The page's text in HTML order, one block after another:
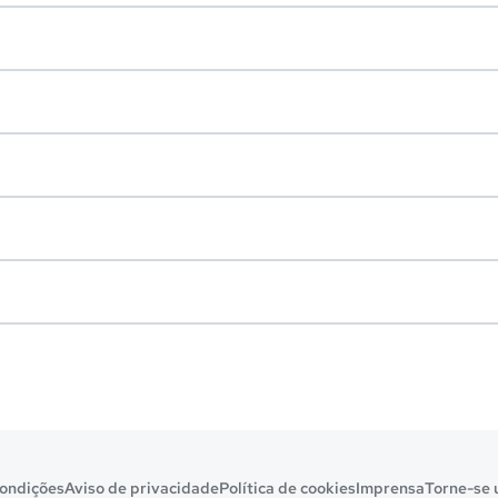
Aviso de privacidadePolítica de cookiesImprensaTorne-se